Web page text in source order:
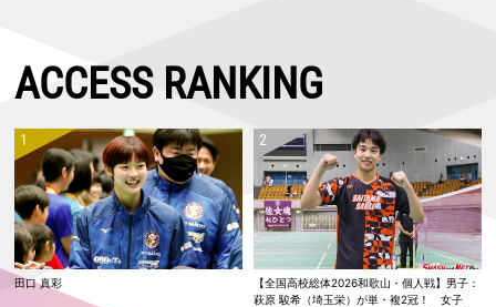
ACCESS RANKING
田口 真彩
【全国高校総体2026和歌山・個人戦】男子：
萩原 駿希（埼玉栄）が単・複2冠！ 女子